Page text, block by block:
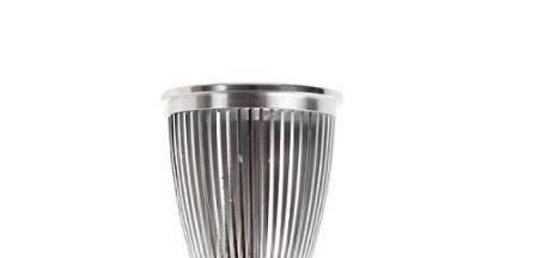
LOGIN / REGISTER
WINKELWAGEN